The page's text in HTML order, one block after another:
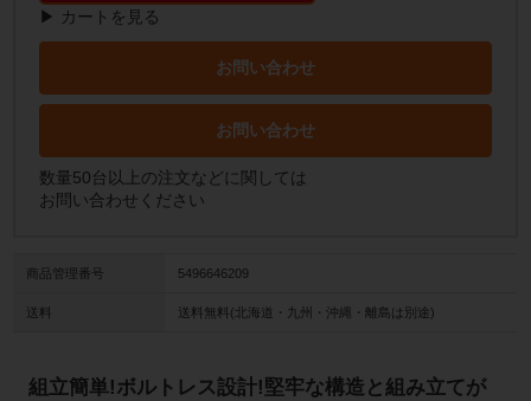
▶ カートを見る
お問い合わせ
お問い合わせ
数量50台以上の注文などに関しては
お問い合わせください
商品管理番号 5496646209
送料 送料無料(北海道・九州・沖縄・離島は別途)
組立簡単!ボルトレス設計!堅牢な構造と組み立てが